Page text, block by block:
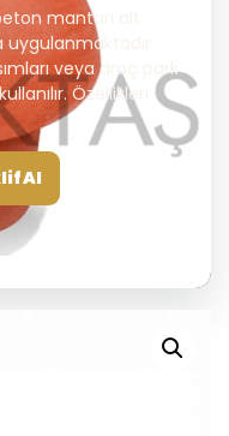
mantarı alt
uygulanmaktadır.
veya araç park
Özellikleri
Al